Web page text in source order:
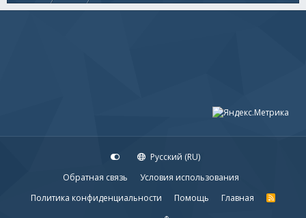
Русский (RU)
Обратная связь
Условия использования
Политика конфиденциальности
Помощь Главная
R